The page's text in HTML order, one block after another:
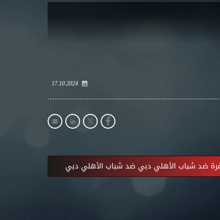
17.10.2024
ضد شباب الأهلي دبي ضد شباب الأهلي دبي